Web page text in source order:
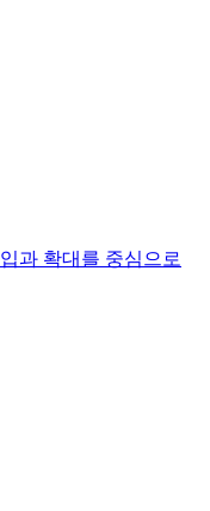
과 확대를 중심으로